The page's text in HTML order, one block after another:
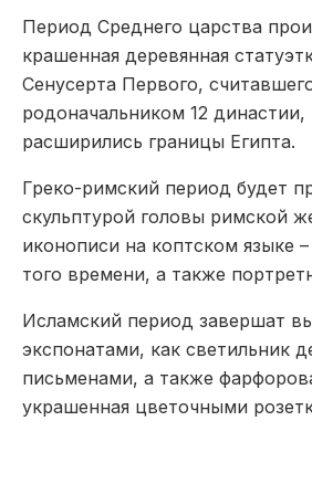
Период Среднего царства
крашенная деревянная
Сенусерта Первого,
родоначальником 12
расширились границы Египта.
Греко-римский период будет
скульптурой головы римской
иконописи на коптском языке
того времени, а также
Исламский период завершат
экспонатами, как светильник
письменами, а также
украшенная цветочными